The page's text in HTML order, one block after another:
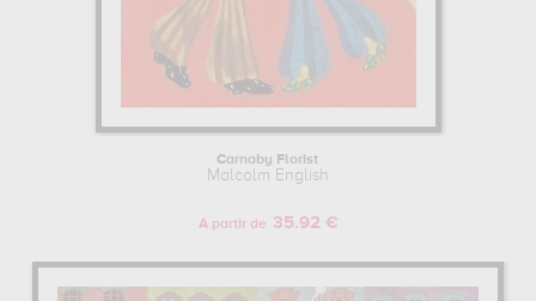
Carnaby Florist
Malcolm English
A partir de 35.92 €